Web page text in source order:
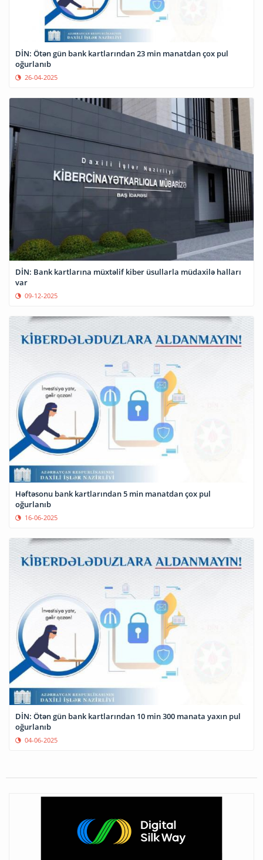
DİN: Ötən gün bank kartlarından 23 min manatdan çox pul
oğurlanıb
26-04-2025
DİN: Bank kartlarına müxtəlif kiber üsullarla müdaxilə halları
var
09-12-2025
Həftəsonu bank kartlarından 5 min manatdan çox pul
oğurlanıb
16-06-2025
DİN: Ötən gün bank kartlarından 10 min 300 manata yaxın pul
oğurlanıb
04-06-2025